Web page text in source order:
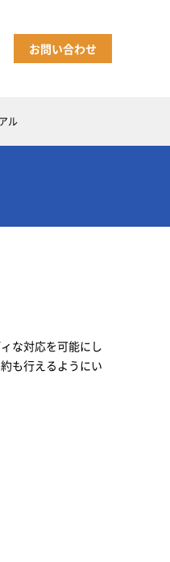
お問い合わせ
ル
な対応を可能にし
も行えるようにい